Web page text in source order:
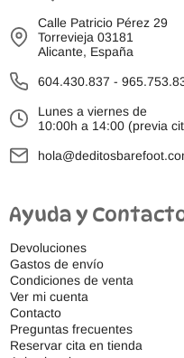
Calle Patricio Pérez 29
Torrevieja 03181
Alicante, España
604.430.837 -
Lunes a viernes de
10:00h a 14:00 (previa
Ayuda y
Devoluciones
Gastos de envío
Condiciones de venta
Ver mi cuenta
Contacto
Preguntas frecuentes
Reservar cita en tienda